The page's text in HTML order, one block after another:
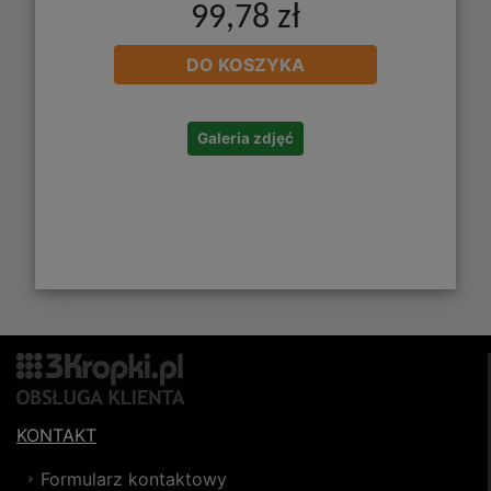
99,78 zł
DO KOSZYKA
Galeria zdjęć
KONTAKT
Formularz kontaktowy